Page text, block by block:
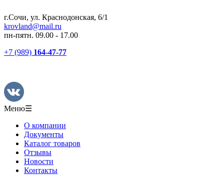
г.Сочи, ул. Краснодонская, 6/1
krovland@mail.ru
пн-пятн. 09.00 - 17.00
+7 (989) 164-47-77
Меню☰
О компании
Документы
Каталог товаров
Отзывы
Новости
Контакты